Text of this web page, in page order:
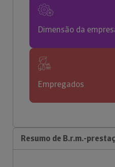
Dimensão da
Empregados
Resumo de B.r.m.-